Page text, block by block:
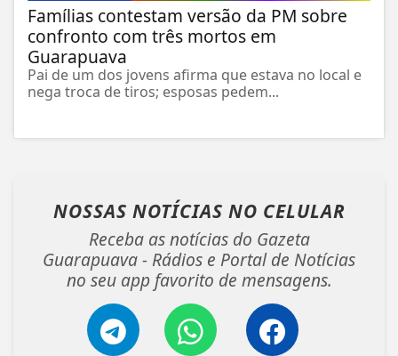
Famílias contestam versão da PM sobre
confronto com três mortos em
Guarapuava
Pai de um dos jovens afirma que estava no local e
nega troca de tiros; esposas pedem...
NOSSAS NOTÍCIAS NO CELULAR
Receba as notícias do Gazeta
Guarapuava - Rádios e Portal de Notícias
no seu app favorito de mensagens.